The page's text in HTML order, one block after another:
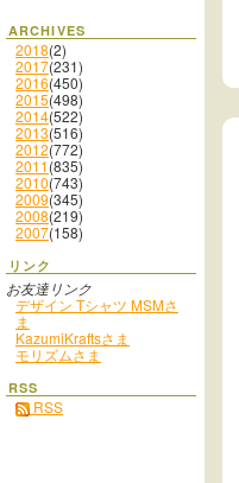
ARCHIVES
2018(2)
2017(231)
2016(450)
2015(498)
2014(522)
2013(516)
2012(772)
2011(835)
2010(743)
2009(345)
2008(219)
2007(158)
リンク
お友達リンク
デザイン Tシャツ MSMさ
ま
KazumiKraftsさま
モリズムさま
RSS
RSS